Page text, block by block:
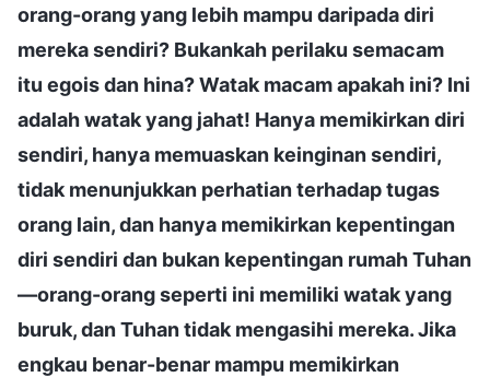
orang-orang yang lebih mampu daripada diri
mereka sendiri? Bukankah perilaku semacam
itu egois dan hina? Watak macam apakah ini? Ini
adalah watak yang jahat! Hanya memikirkan diri
sendiri, hanya memuaskan keinginan sendiri,
tidak menunjukkan perhatian terhadap tugas
orang lain, dan hanya memikirkan kepentingan
diri sendiri dan bukan kepentingan rumah Tuhan
—orang-orang seperti ini memiliki watak yang
buruk, dan Tuhan tidak mengasihi mereka. Jika
engkau benar-benar mampu memikirkan